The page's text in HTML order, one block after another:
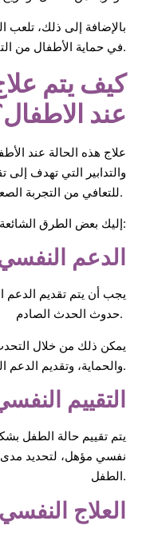
بالإضافة إلى ذلك، تلعب
في حماية الأطفال من التأثيرات النفسية السلبية للأحداث المؤلمة.
كيف يتم
عند
علاج هذه الحالة عند
والتدابير التي تهدف إلى
للتعافي من التجربة الصعبة.
إليك بعض الطرق الشائعة لعلاج الصدمة النفسية عند الأطفال:
الدعم
يجب أن يتم تقديم الدعم
حدوث الحدث الصادم.
يمكن ذلك من خلال
والحماية، وتقديم الدعم الجسدي إذا لزم الأمر.
التقييم
يتم تقييم حالة الطفل
نفسي مؤهل، لتحديد مدى
الطفل.
العلاج النفسي